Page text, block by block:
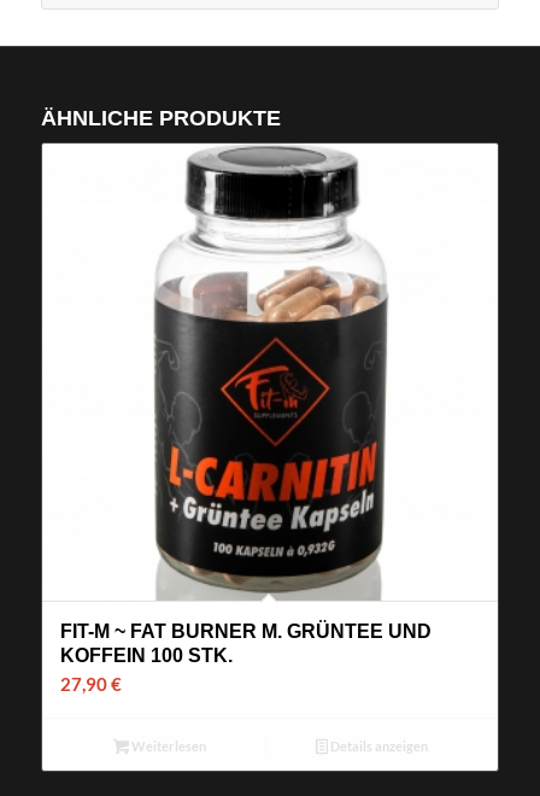
ÄHNLICHE PRODUKTE
FIT-M ~ FAT BURNER M. GRÜNTEE UND
KOFFEIN 100 STK.
27,90€
Weiterlesen Details anzeigen